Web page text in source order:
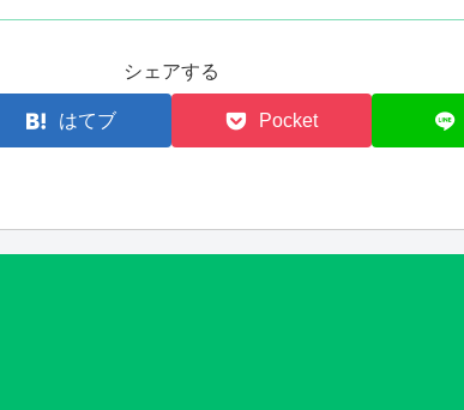
シェアする
はてブ Pocket